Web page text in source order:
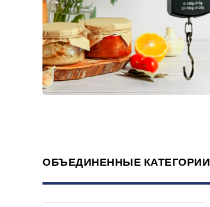
ОБЪЕДИНЕННЫЕ КАТЕГОРИИ